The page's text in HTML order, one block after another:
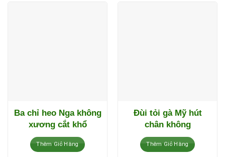
Ba chỉ heo Nga không
xương cắt khổ
Thêm Giỏ Hàng
Đùi tỏi gà Mỹ hút
chân không
Thêm Giỏ Hàng